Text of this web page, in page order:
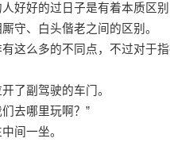
好好的过日子是有着本质区
守、白头偕老之间的区别。
这么多的不同点，不过对于
了副驾驶的车门。
去哪里玩啊？”
间一坐。